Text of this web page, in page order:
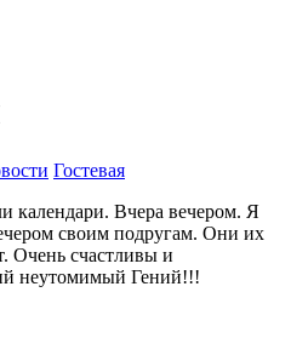
Гостевая
календари. Вчера вечером. Я
своим подругам. Они их
Очень счастливы и
неутомимый Гений!!!